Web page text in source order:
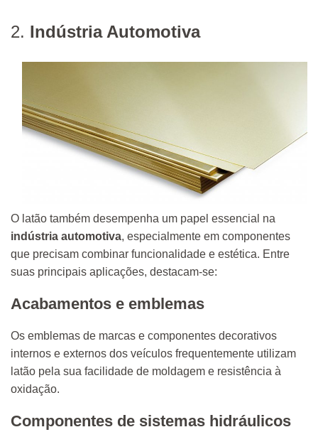
2. Indústria Automotiva
O latão também desempenha um papel essencial na
indústria automotiva, especialmente em componentes
que precisam combinar funcionalidade e estética. Entre
suas principais aplicações, destacam-se:
Acabamentos e emblemas
Os emblemas de marcas e componentes decorativos
internos e externos dos veículos frequentemente utilizam
latão pela sua facilidade de moldagem e resistência à
oxidação.
Componentes de sistemas hidráulicos